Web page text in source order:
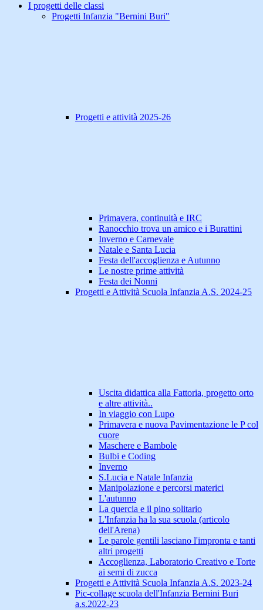
I progetti delle classi
Progetti Infanzia "Bernini Buri"
Progetti e attività 2025-26
Primavera, continuità e IRC
Ranocchio trova un amico e i Burattini
Inverno e Carnevale
Natale e Santa Lucia
Festa dell'accoglienza e Autunno
Le nostre prime attività
Festa dei Nonni
Progetti e Attività Scuola Infanzia A.S. 2024-25
Uscita didattica alla Fattoria, progetto orto
e altre attività..
In viaggio con Lupo
Primavera e nuova Pavimentazione le P col
cuore
Maschere e Bambole
Bulbi e Coding
Inverno
S.Lucia e Natale Infanzia
Manipolazione e percorsi materici
L'autunno
La quercia e il pino solitario
L'Infanzia ha la sua scuola (articolo
dell'Arena)
Le parole gentili lasciano l'impronta e tanti
altri progetti
Accoglienza, Laboratorio Creativo e Torte
ai semi di zucca
Progetti e Attività Scuola Infanzia A.S. 2023-24
Pic-collage scuola dell'Infanzia Bernini Buri
a.s.2022-23